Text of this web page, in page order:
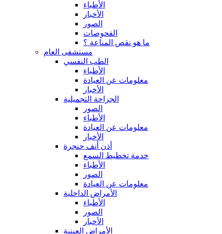
الأطباء
الأخبار
الصور
الفحوصات
ما هو نقص المناعة ؟
مستشفى العام
الطب النفسي
الأطباء
معلومات عن العيادة
الأخبار
الجراحة التجميلية
الصور
الأطباء
معلومات عن العيادة
الأخبار
أذن أنف حنجرة
خدمة تخطيط السمع
الأطباء
الصور
معلومات عن العيادة
الأمراض الداخلية
الأطباء
الصور
الأخبار
الأمراض العينية